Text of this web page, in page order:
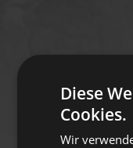
Diese
Cookies.
Wir